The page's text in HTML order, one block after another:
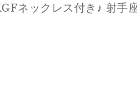
ネックレス付き♪ 射手